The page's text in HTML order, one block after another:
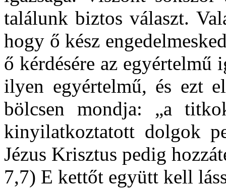
találunk biztos választ.
hogy ő kész
ő kérdésére az
ilyen egyértelmű, és ezt
bölcsen mondja: „a
kinyilatkoztatott dolgok
Jézus Krisztus pedig
7,7) E kettőt együtt kell